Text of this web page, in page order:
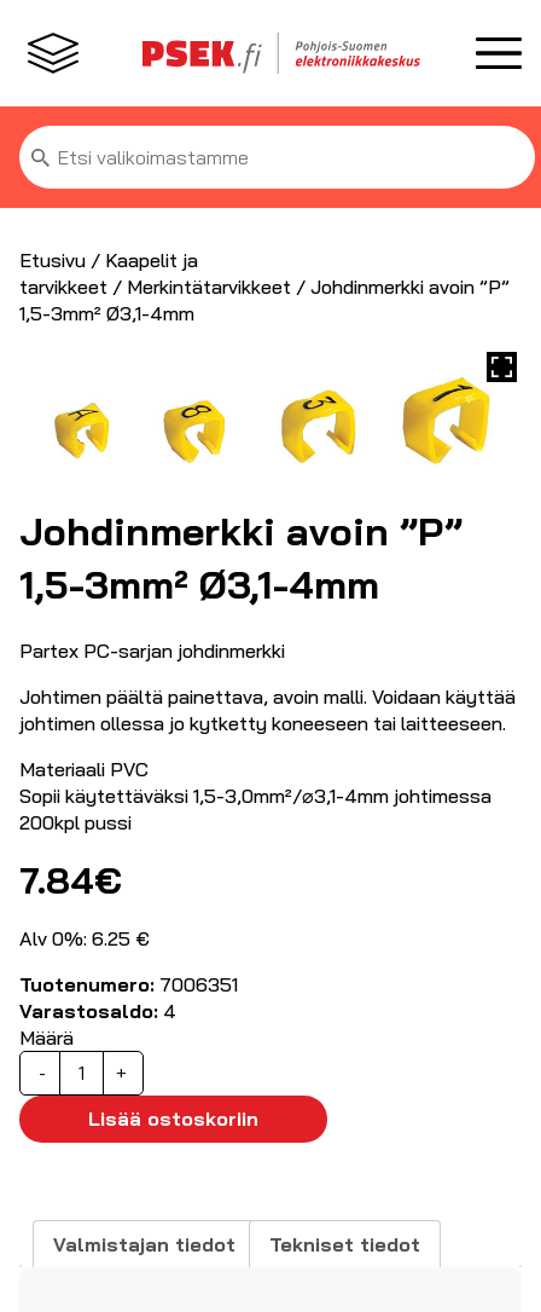
Etsi:
Etusivu / Kaapelit ja
tarvikkeet / Merkintätarvikkeet / Johdinmerkki avoin ”P”
1,5-3mm² Ø3,1-4mm
Johdinmerkki avoin ”P”
1,5-3mm² Ø3,1-4mm
Partex PC-sarjan johdinmerkki
Johtimen päältä painettava, avoin malli. Voidaan käyttää
johtimen ollessa jo kytketty koneeseen tai laitteeseen.
Materiaali PVC
Sopii käytettäväksi 1,5-3,0mm²/⌀3,1-4mm johtimessa
200kpl pussi
7.84€
Alv 0%: 6.25 €
Tuotenumero: 7006351
Varastosaldo: 4
Määrä
-
Johdinmerkki
avoin
1,5-
4mm
määrä
+
Lisää ostoskoriin
Valmistajan tiedot Tekniset tiedot